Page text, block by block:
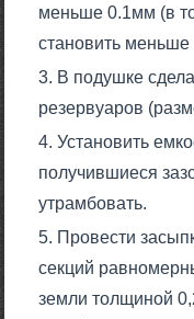
меньше 0.1мм (в
становить меньше
В подушке
резервуаров
Установить
получившиеся
утрамбовать.
Провести
секций
земли толщиной